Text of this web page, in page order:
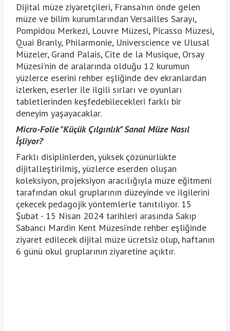
Dijital müze ziyaretçileri, Fransa’nın önde gelen
müze ve bilim kurumlarından Versailles Sarayı,
Pompidou Merkezi, Louvre Müzesi, Picasso Müzesi,
Quai Branly, Philarmonie, Universcience ve Ulusal
Müzeler, Grand Palais, Cite de la Musique, Orsay
Müzesi'nin de aralarında olduğu 12 kurumun
yüzlerce eserini rehber eşliğinde dev ekranlardan
izlerken, eserler ile ilgili sırları ve oyunları
tabletlerinden keşfedebilecekleri farklı bir
deneyim yaşayacaklar.
Micro-Folie "Küçük Çılgınlık" Sanal Müze Nasıl
İşliyor?
Farklı disiplinlerden, yüksek çözünürlükte
dijitalleştirilmiş, yüzlerce eserden oluşan
koleksiyon, projeksiyon aracılığıyla müze eğitmeni
tarafından okul gruplarının düzeyinde ve ilgilerini
çekecek pedagojik yöntemlerle tanıtılıyor. 15
Şubat - 15 Nisan 2024 tarihleri arasında Sakıp
Sabancı Mardin Kent Müzesi’nde rehber eşliğinde
ziyaret edilecek dijital müze ücretsiz olup, haftanın
6 günü okul gruplarının ziyaretine açıktır.